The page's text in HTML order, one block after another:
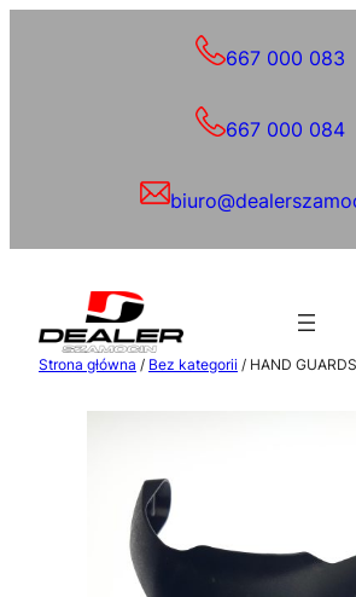
667 000 083
667 000 084
Strona główna / Bez kategorii / HAND